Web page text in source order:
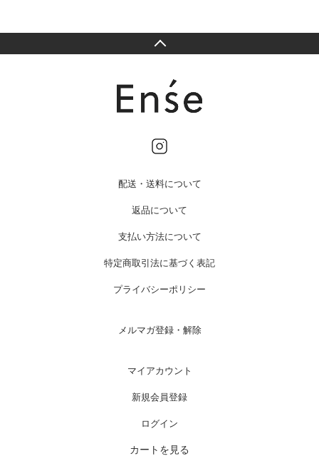
配送・送料について
返品について
支払い方法について
特定商取引法に基づく表記
プライバシーポリシー
メルマガ登録・解除
マイアカウント
新規会員登録
ログイン
カートを見る